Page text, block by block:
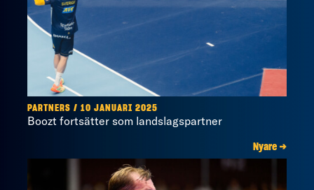
PARTNERS / 10 JANUARI 2025
Boozt fortsätter som landslagspartner
Nyare →